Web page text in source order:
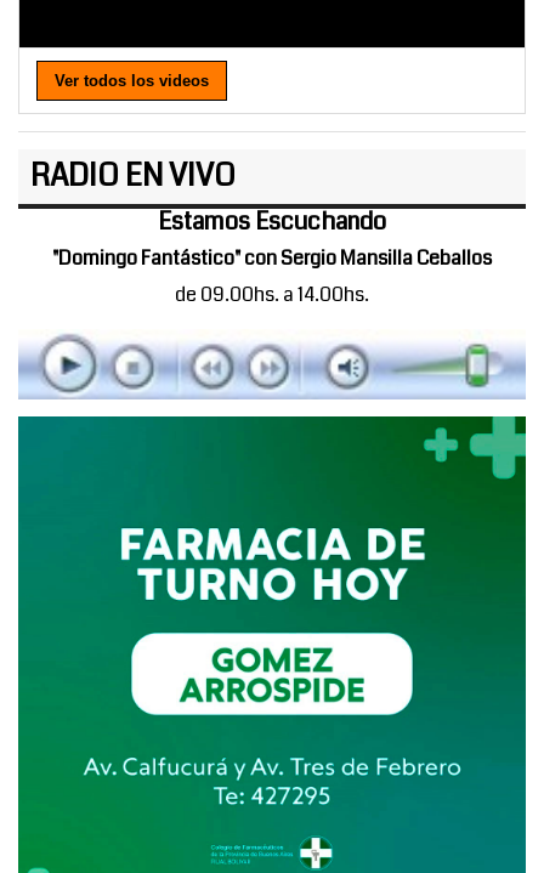
Ver todos los videos
RADIO EN VIVO
Estamos Escuchando
"Domingo Fantástico" con Sergio Mansilla Ceballos
de 09.00hs. a 14.00hs.